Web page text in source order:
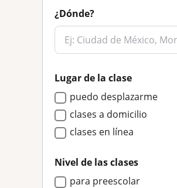
¿Dónde?
Lugar de la clase
puedo desplazarme
clases a domicilio
clases en línea
Nivel de las clases
para preescolar